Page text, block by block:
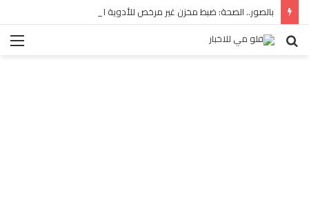
بالصور.. الصحة: ضبط مخزن غير مرخص للأدوية المهربة بالبساتين
بحث